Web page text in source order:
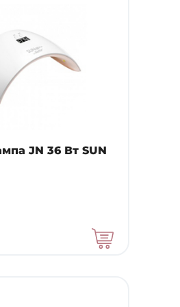
JN 36 Вт SUN